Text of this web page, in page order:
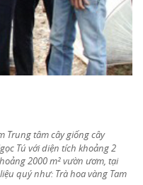
Trung tâm cây giống cây
Tú với diện tích khoảng 2
2000 m² vườn ươm, tại
quý như: Trà hoa vàng Tam